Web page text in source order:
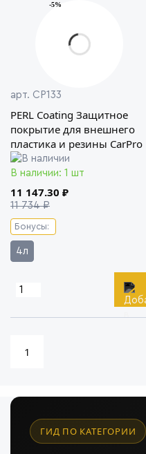
-5%
арт. CP133
PERL Coating Защитное
покрытие для внешнего
пластика и резины CarPro
В наличии: 1 шт
11 147.30 ₽
11 734 ₽
Бонусы:
4л
1
ГИД ПО КАТЕГОРИИ